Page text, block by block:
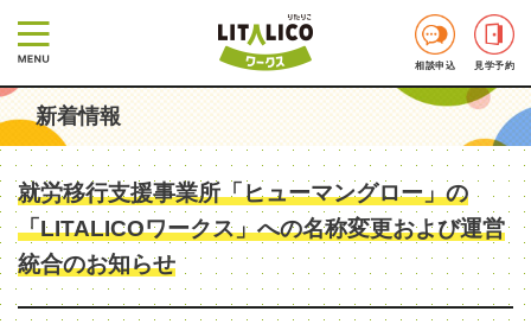
相談申込 見学予約
新着情報
就労移行支援事業所「ヒューマングロー」の
「LITALICOワークス」への名称変更および運営
統合のお知らせ